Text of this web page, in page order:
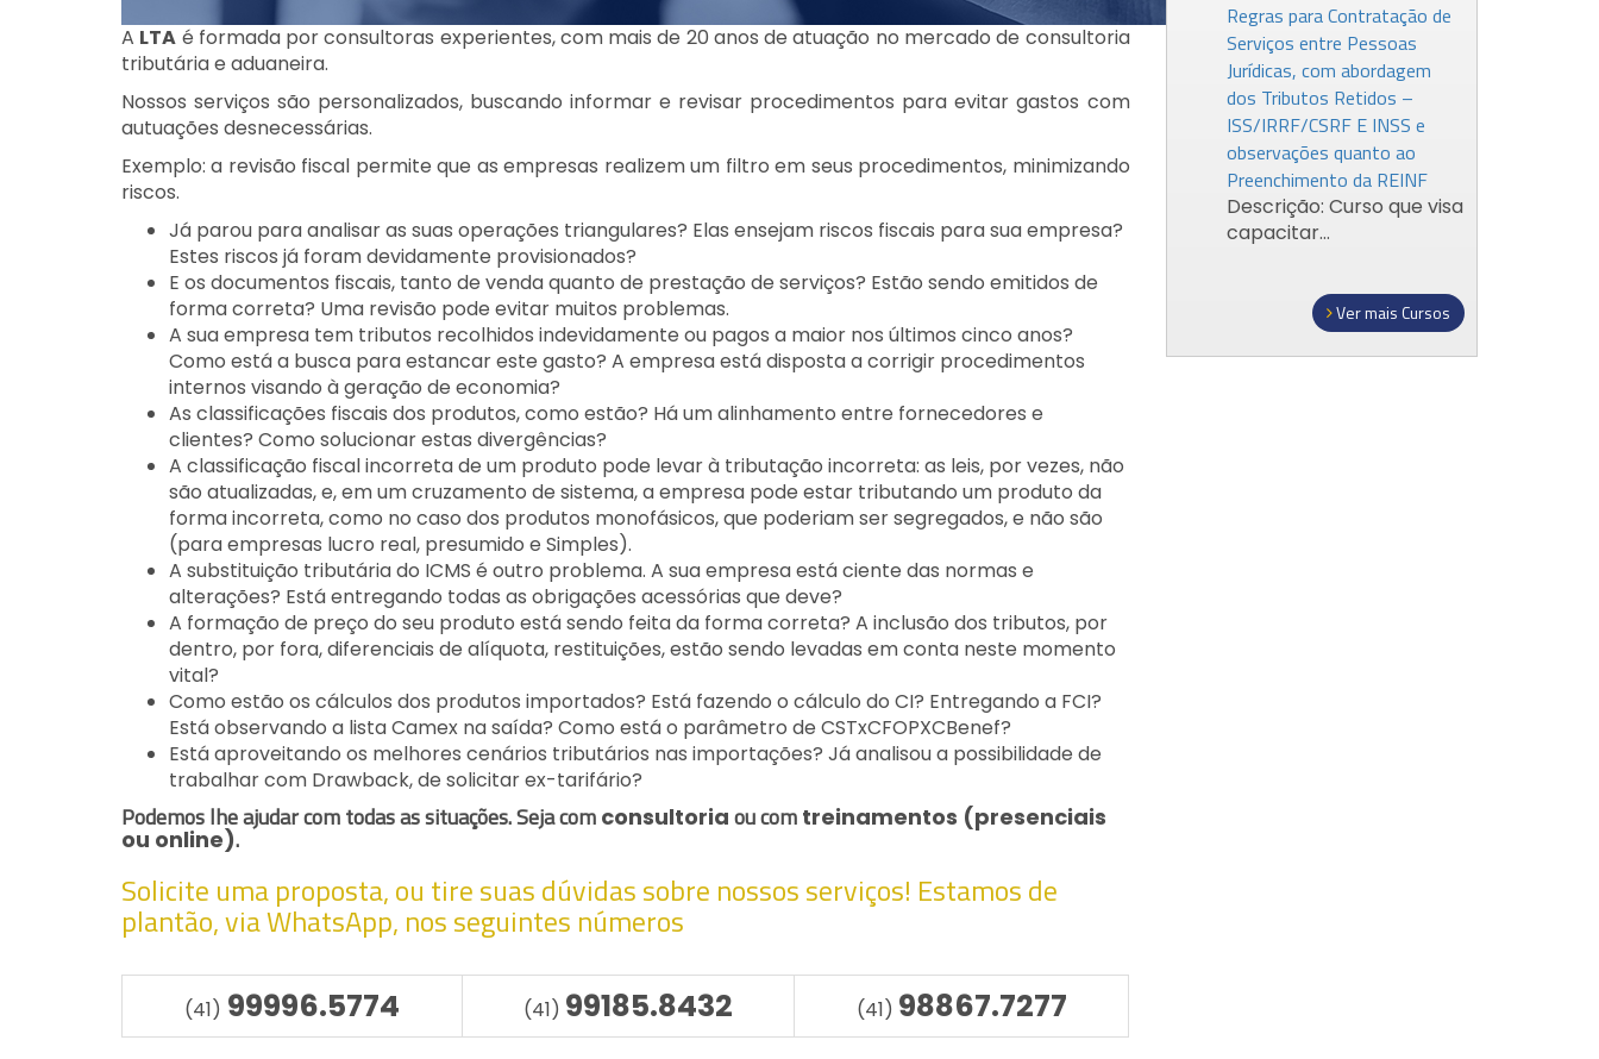
A LTA é formada por consultoras experientes, com mais de 20 anos de atuação no mercado de consultoria
tributária e aduaneira.
Nossos serviços são personalizados, buscando informar e revisar procedimentos para evitar gastos com
autuações desnecessárias.
Exemplo: a revisão fiscal permite que as empresas realizem um filtro em seus procedimentos, minimizando
riscos.
Já parou para analisar as suas operações triangulares? Elas ensejam riscos fiscais para sua empresa?
Estes riscos já foram devidamente provisionados?
E os documentos fiscais, tanto de venda quanto de prestação de serviços? Estão sendo emitidos de
forma correta? Uma revisão pode evitar muitos problemas.
A sua empresa tem tributos recolhidos indevidamente ou pagos a maior nos últimos cinco anos?
Como está a busca para estancar este gasto? A empresa está disposta a corrigir procedimentos
internos visando à geração de economia?
As classificações fiscais dos produtos, como estão? Há um alinhamento entre fornecedores e
clientes? Como solucionar estas divergências?
A classificação fiscal incorreta de um produto pode levar à tributação incorreta: as leis, por vezes, não
são atualizadas, e, em um cruzamento de sistema, a empresa pode estar tributando um produto da
forma incorreta, como no caso dos produtos monofásicos, que poderiam ser segregados, e não são
(para empresas lucro real, presumido e Simples).
A substituição tributária do ICMS é outro problema. A sua empresa está ciente das normas e
alterações? Está entregando todas as obrigações acessórias que deve?
A formação de preço do seu produto está sendo feita da forma correta? A inclusão dos tributos, por
dentro, por fora, diferenciais de alíquota, restituições, estão sendo levadas em conta neste momento
vital?
Como estão os cálculos dos produtos importados? Está fazendo o cálculo do CI? Entregando a FCI?
Está observando a lista Camex na saída? Como está o parâmetro de CSTxCFOPXCBenef?
Está aproveitando os melhores cenários tributários nas importações? Já analisou a possibilidade de
trabalhar com Drawback, de solicitar ex-tarifário?
Podemos lhe ajudar com todas as situações. Seja com consultoria ou com treinamentos (presenciais
ou online).
Solicite uma proposta, ou tire suas dúvidas sobre nossos serviços! Estamos de
plantão, via WhatsApp, nos seguintes números
(41) 99996.5774 (41) 99185.8432 (41) 98867.7277
Regras para Contratação de
Serviços entre Pessoas
Jurídicas, com abordagem
dos Tributos Retidos –
ISS/IRRF/CSRF E INSS e
observações quanto ao
Preenchimento da REINF
Descrição: Curso que visa
capacitar…
Ver mais Cursos